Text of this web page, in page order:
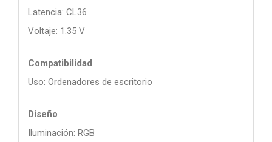
Latencia: CL36
Voltaje: 1.35 V
Compatibilidad
Uso: Ordenadores de escritorio
Diseño
Iluminación: RGB